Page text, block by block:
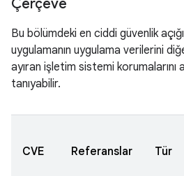
Çerçeve
Bu bölümdeki en ciddi güvenlik
uygulamanın uygulama verilerini
ayıran işletim sistemi korumalarını
tanıyabilir.
CVE Referanslar Tür